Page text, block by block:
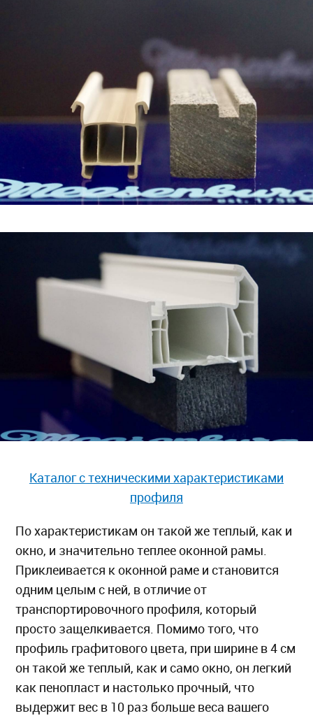
Каталог с техническими характеристиками
профиля
По характеристикам он такой же теплый, как и
окно, и значительно теплее оконной рамы.
Приклеивается к оконной раме и становится
одним целым с ней, в отличие от
транспортировочного профиля, который
просто защелкивается. Помимо того, что
профиль графитового цвета, при ширине в 4 см
он такой же теплый, как и само окно, он легкий
как пенопласт и настолько прочный, что
выдержит вес в 10 раз больше веса вашего